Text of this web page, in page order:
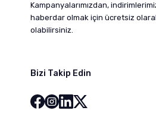
Kampanyalarımızdan,
haberdar olmak için ücretsiz
olabilirsiniz.
Bizi Takip Edin